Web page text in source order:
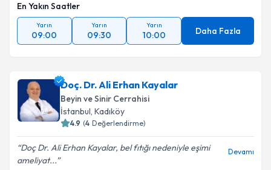
En Yakın Saatler
Yarın
09:00
Yarın
09:30
Yarın
10:00 Daha Fazla
Doç. Dr. Ali Erhan Kayalar
Beyin ve Sinir Cerrahisi
İstanbul, Kadıköy
4.9 (4 Değerlendirme)
Doç Dr. Ali Erhan Kayalar, bel fıtığı nedeniyle eşimi
ameliyat...
Devamı